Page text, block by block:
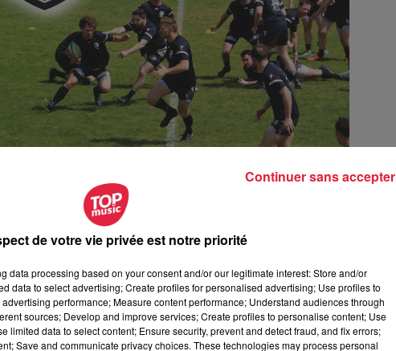
à 15h00
à 18h00
de votre vie privée est notre priorité
data processing based on your consent and/or our legitimate interest: Store and/or
data to select advertising; Create profiles for personalised advertising; Use profiles to
performance; Measure content performance; Understand audiences through
sources; Develop and improve services; Create profiles to personalise content; Use
limited data to select content; Ensure security, prevent and detect fraud, and fix errors;
Save and communicate privacy choices. These technologies may process personal
Continuer sans accepter